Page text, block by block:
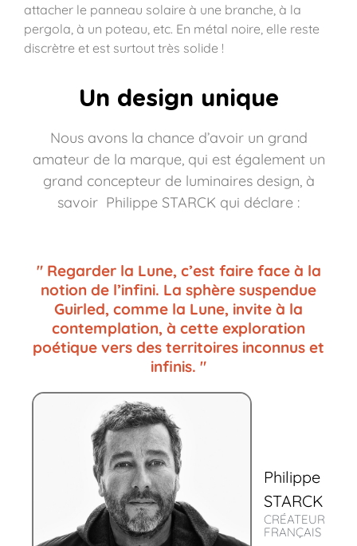
attacher le panneau solaire à une branche, à la
pergola, à un poteau, etc. En métal noire, elle reste
discrètre et est surtout très solide !
Un design unique
Nous avons la chance d’avoir un grand
amateur de la marque, qui est également un
grand concepteur de luminaires design, à
savoir Philippe STARCK qui déclare :
" Regarder la Lune, c’est faire face à la
notion de l’infini. La sphère suspendue
Guirled, comme la Lune, invite à la
contemplation, à cette exploration
poétique vers des territoires inconnus et
infinis. "
Philippe
STARCK
CRÉATEUR
FRANÇAIS